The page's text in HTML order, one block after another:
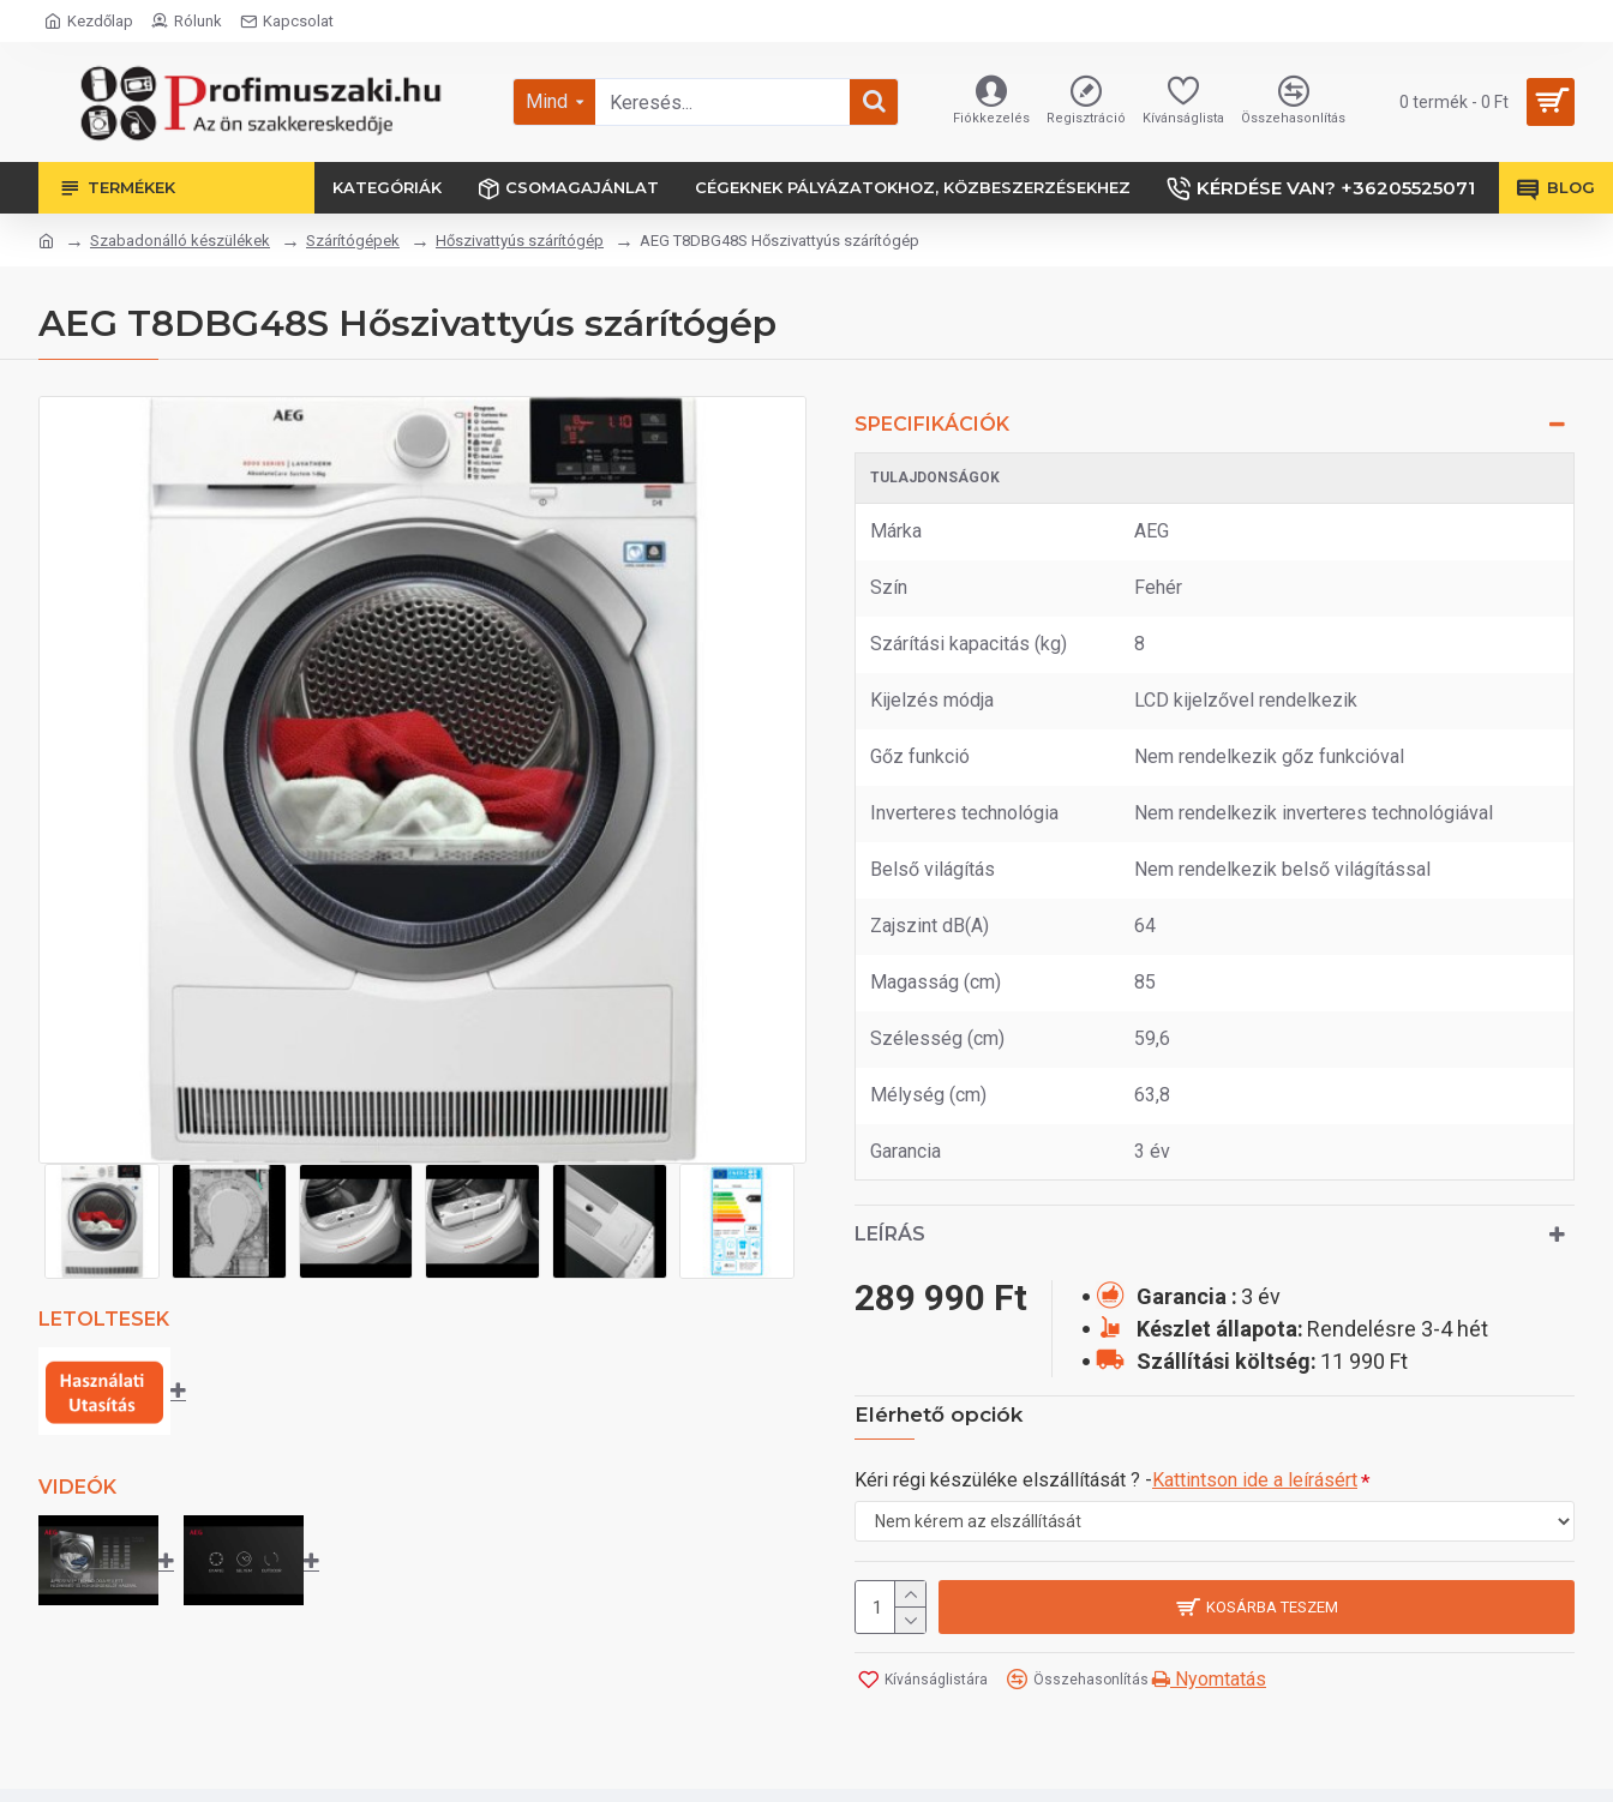
Kezdőlap Rólunk Kapcsolat
Mind
Fiókkezelés Regisztráció Kívánságlista Összehasonlítás
0 termék - 0 Ft
TERMÉKEK KATEGÓRIÁK CSOMAGAJÁNLAT CÉGEKNEK PÁLYÁZATOKHOZ, KÖZBESZERZÉSEKHEZ KÉRDÉSE VAN? +36205525071 BLOG
Szabadonálló készülékek Szárítógépek Hőszivattyús szárítógép AEG T8DBG48S Hőszivattyús szárítógép
AEG T8DBG48S Hőszivattyús szárítógép
LETOLTESEK
VIDEÓK
SPECIFIKÁCIÓK
TULAJDONSÁGOK
Márka AEG
Szín Fehér
Szárítási kapacitás (kg) 8
Kijelzés módja LCD kijelzővel rendelkezik
Gőz funkció Nem rendelkezik gőz funkcióval
Inverteres technológia Nem rendelkezik inverteres technológiával
Belső világítás Nem rendelkezik belső világítással
Zajszint dB(A) 64
Magasság (cm) 85
Szélesség (cm) 59,6
Mélység (cm) 63,8
Garancia 3 év
LEÍRÁS
289 990 Ft Garancia : 3 év
Készlet állapota: Rendelésre 3-4 hét
Szállítási költség: 11 990 Ft
Elérhető opciók
Kéri régi készüléke elszállítását ? -Kattintson ide a leírásért
KOSÁRBA TESZEM
Kívánságlistára Összehasonlítás Nyomtatás